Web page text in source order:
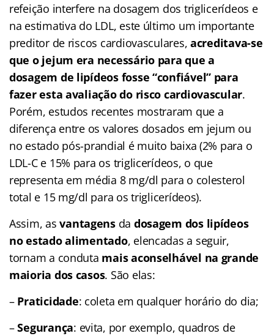
refeição interfere na dosagem dos triglicerídeos e
na estimativa do LDL, este último um importante
preditor de riscos cardiovasculares,acreditava-se
que o jejum era necessário para que a
dosagem de lipídeos fosse “confiável” para
fazer esta avaliação do risco cardiovascular.
Porém, estudos recentes mostraram que a
diferença entre os valores dosados em jejum ou
no estado pós-prandial é muito baixa (2% para o
LDL-C e 15% para os triglicerídeos, o que
representa em média 8 mg/dl para o colesterol
total e 15 mg/dl para os triglicerídeos).
Assim, asvantagensda dosagem dos lipídeos
no estado alimentado, elencadas a seguir,
tornam a conduta mais aconselhável na grande
maioria dos casos. São elas:
– Praticidade: coleta em qualquer horário do dia;
–Segurança: evita, por exemplo, quadros de